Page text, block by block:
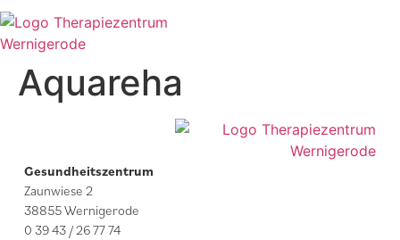
Aquareha
Gesundheitszentrum
Zaunwiese 2
38855 Wernigerode
0 39 43 / 26 77 74